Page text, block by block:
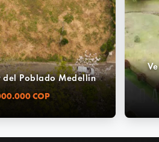
del Poblado Medellin
COP